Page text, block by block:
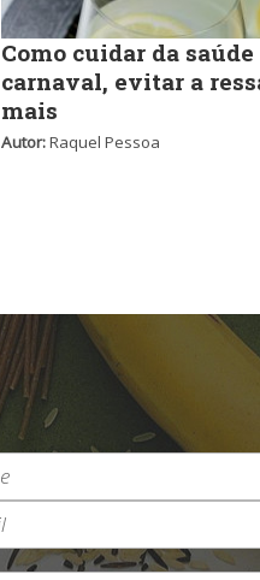
Como cuidar da saúde
carnaval, evitar a
mais
Autor:Raquel Pessoa